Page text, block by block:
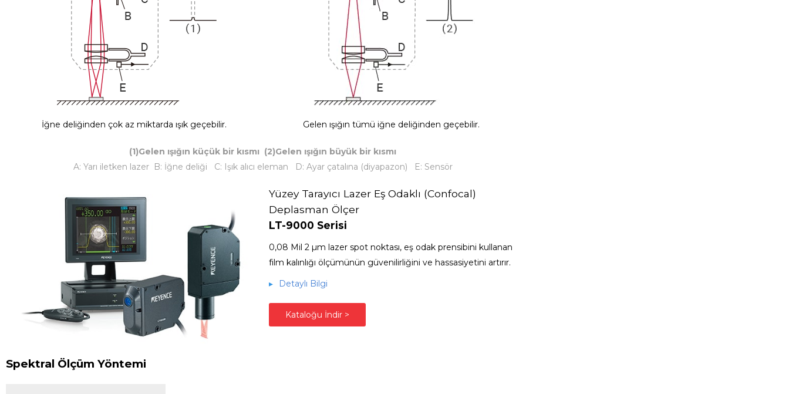
İğne deliğinden çok az miktarda ışık geçebilir. Gelen ışığın tümü iğne deliğinden geçebilir.
(1)Gelen ışığın küçük bir kısmı (2)Gelen ışığın büyük bir kısmı
A: Yarı iletken lazer B: İğne deliği C: Işık alıcı eleman D: Ayar çatalına (diyapazon) E: Sensör
Yüzey Tarayıcı Lazer Eş Odaklı (Confocal)
Deplasman Ölçer
LT-9000 Serisi
0,08 Mil 2 µm lazer spot noktası, eş odak prensibini kullanan
film kalınlığı ölçümünün güvenilirliğini ve hassasiyetini artırır.
▸
Detaylı Bilgi
Kataloğu İndir >
Spektral Ölçüm Yöntemi